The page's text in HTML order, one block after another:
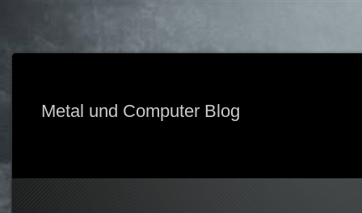
Metal und Computer Blog